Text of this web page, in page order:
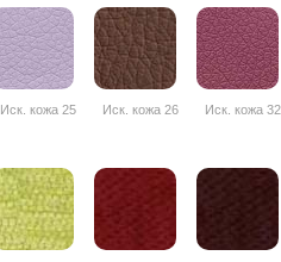
Иск. кожа 25 Иск. кожа 26 Иск. кожа 32